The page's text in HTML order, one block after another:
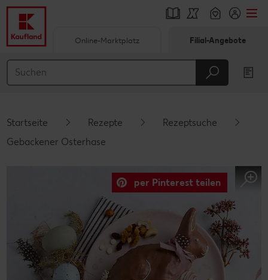
Hauptinhalt
Schwebender Seitenbereich
Online-Marktplatz Filial-Angebote
Startseite Rezepte
Rezeptsuche
Gebackener Osterhase
per Pinterest teilen